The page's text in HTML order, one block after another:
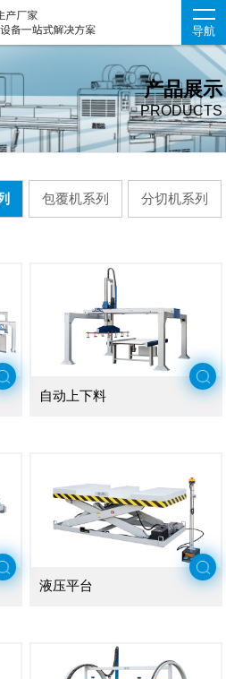
导航
产品展示
PRODUCTS
包覆机系列 分切机系列
自动上下料
液压平台